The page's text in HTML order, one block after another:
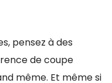
pensez à des
de coupe
même. Et même si